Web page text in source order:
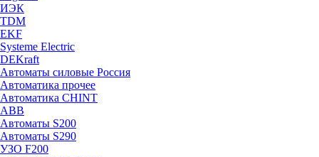
ИЭК
TDM
EKF
Systeme Electric
DEKraft
Автоматы силовые Россия
Автоматика прочее
Автоматика CHINT
ABB
Автоматы S200
Автоматы S290
УЗО F200